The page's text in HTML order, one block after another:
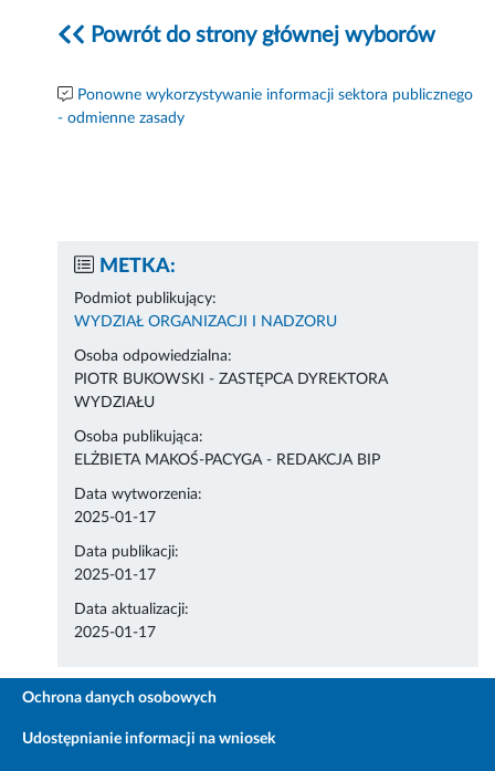
Powrót do strony głównej wyborów
Ponowne wykorzystywanie informacji sektora publicznego
- odmienne zasady
METKA:
Podmiot publikujący:
WYDZIAŁ ORGANIZACJI I NADZORU
Osoba odpowiedzialna:
PIOTR BUKOWSKI - ZASTĘPCA DYREKTORA
WYDZIAŁU
Osoba publikująca:
ELŻBIETA MAKOŚ-PACYGA - REDAKCJA BIP
Data wytworzenia:
2025-01-17
Data publikacji:
2025-01-17
Data aktualizacji:
2025-01-17
Ochrona danych osobowych
Udostępnianie informacji na wniosek